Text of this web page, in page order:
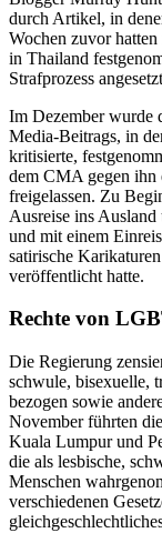
durch Artikel, in
Wochen zuvor
in Thailand
Strafprozess
Im Dezember wurde
Media-Beitrags, in
kritisierte,
dem CMA gegen ihn
freigelassen. Zu
Ausreise ins
und mit einem
satirische
veröffentlicht hatte.
Rechte von
Die Regierung
schwule, bisexuelle,
bezogen sowie
November führten
Kuala Lumpur und
die als lesbische,
Menschen
verschiedenen